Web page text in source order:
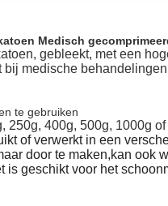
Medisch
gebleekt, met een
medische
te gebruiken
250g, 400g, 500g, 1000g
of verwerkt in een
door te maken,kan ook
is geschikt voor het